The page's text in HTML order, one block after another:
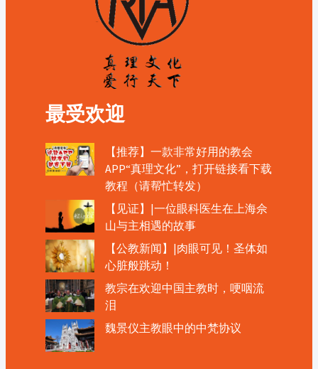
最受欢迎
【推荐】一款非常好用的教会
APP“真理文化”，打开链接看下载
教程（请帮忙转发）
【见证】|一位眼科医生在上海佘
山与主相遇的故事
【公教新闻】|肉眼可见！圣体如
心脏般跳动！
教宗在欢迎中国主教时，哽咽流
泪
魏景仪主教眼中的中梵协议